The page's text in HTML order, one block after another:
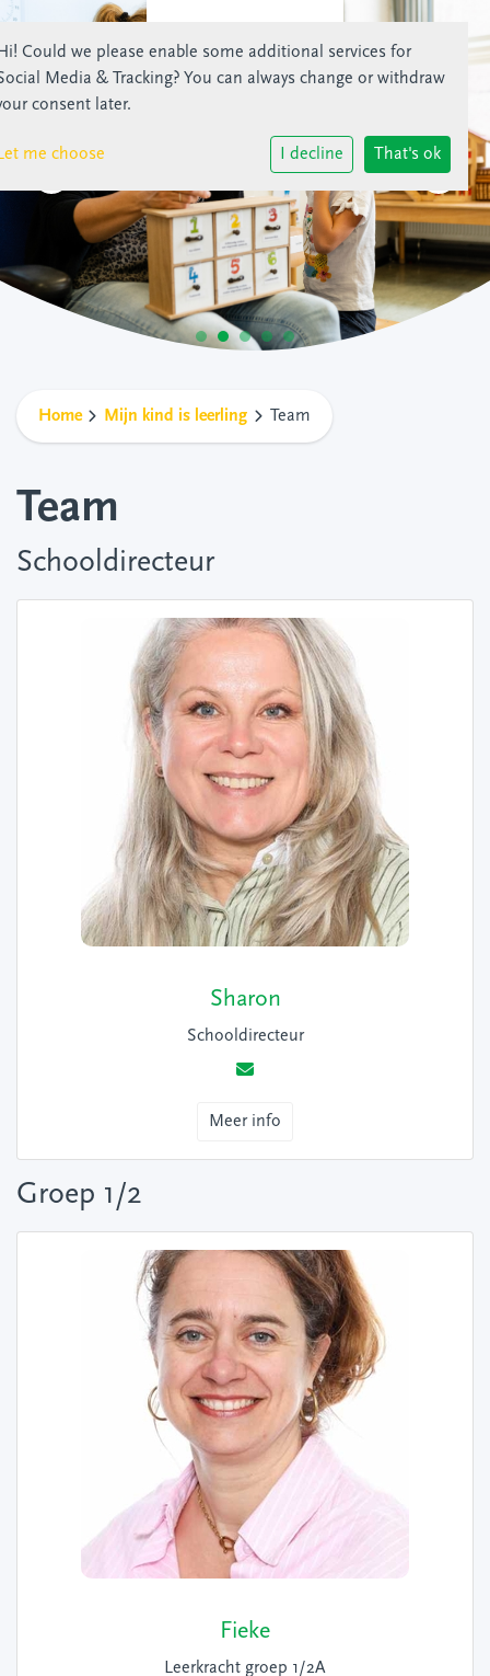
Home Mijn kind is leerling Team
Team
Schooldirecteur
Sharon
Schooldirecteur
Meer info
Groep 1/2
Fieke
Leerkracht groep 1/2A
Could we please enable some additional services for
Media & Tracking? You can always change or withdraw
consent later.
me choose I decline That's ok